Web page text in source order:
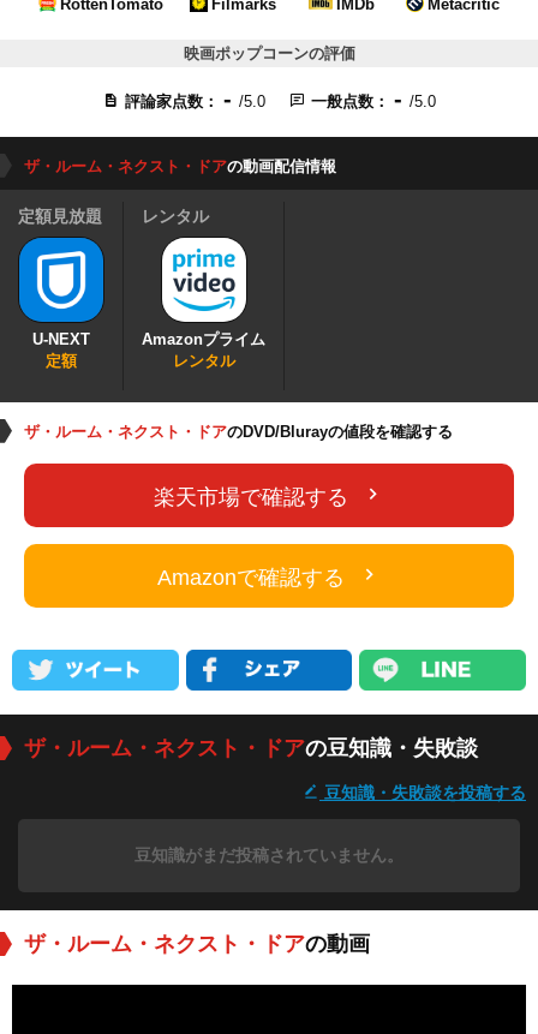
RottenTomato Filmarks IMDb Metacritic
映画ポップコーンの評価
評論家点数： - /5.0 一般点数： - /5.0
ザ・ルーム・ネクスト・ドアの動画配信情報
定額見放題
U-NEXT
定額
レンタル
Amazonプライム
レンタル
ザ・ルーム・ネクスト・ドアのDVD/Blurayの値段を確認する
楽天市場で確認する
Amazonで確認する
ザ・ルーム・ネクスト・ドアの豆知識・失敗談
豆知識・失敗談を投稿する
豆知識がまだ投稿されていません。
ザ・ルーム・ネクスト・ドアの動画